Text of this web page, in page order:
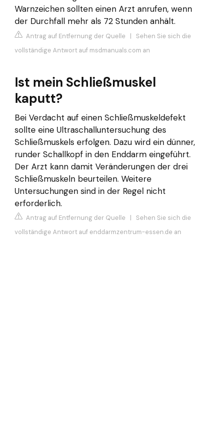
Warnzeichen sollten einen Arzt anrufen, wenn
der Durchfall mehr als 72 Stunden anhält.
Antrag auf Entfernung der Quelle | Sehen Sie sich die
vollständige Antwort auf msdmanuals.com an
Ist mein Schließmuskel
kaputt?
Bei Verdacht auf einen Schließmuskeldefekt
sollte eine Ultraschalluntersuchung des
Schließmuskels erfolgen. Dazu wird ein dünner,
runder Schallkopf in den Enddarm eingeführt.
Der Arzt kann damit Veränderungen der drei
Schließmuskeln beurteilen. Weitere
Untersuchungen sind in der Regel nicht
erforderlich.
Antrag auf Entfernung der Quelle | Sehen Sie sich die
vollständige Antwort auf enddarmzentrum-essen.de an